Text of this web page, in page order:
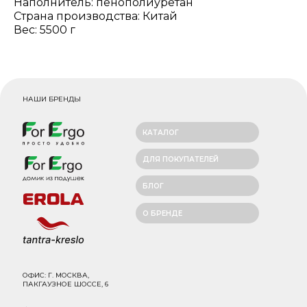
Страна производства: Китай
Вес: 5500 г
НАШИ БРЕНДЫ
ОФИС: Г. МОСКВА,
ПАКГАУЗНОЕ ШОССЕ, 6
КАТАЛОГ
ДЛЯ ПОКУПАТЕЛЕЙ
БЛОГ
О БРЕНДЕ